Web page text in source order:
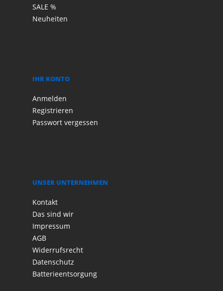
SALE %
Neuheiten
IHR KONTO
Anmelden
Registrieren
Passwort vergessen
UNSER UNTERNEHMEN
Kontakt
Das sind wir
Impressum
AGB
Widerrufsrecht
Datenschutz
Batterieentsorgung